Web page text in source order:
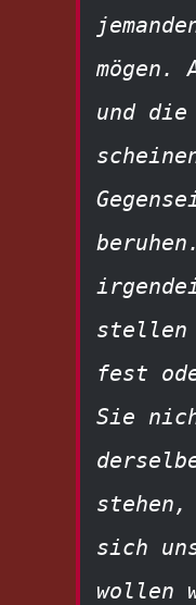
und die
stellen
fest
Sie
sich
wollen